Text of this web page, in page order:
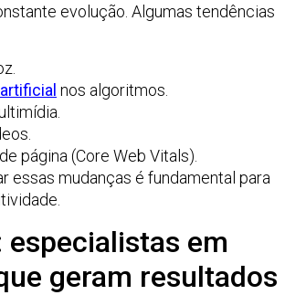
evolução. Algumas tendências
nos algoritmos.
página (Core Web Vitals).
essas mudanças é fundamental para
especialistas em
geram resultados